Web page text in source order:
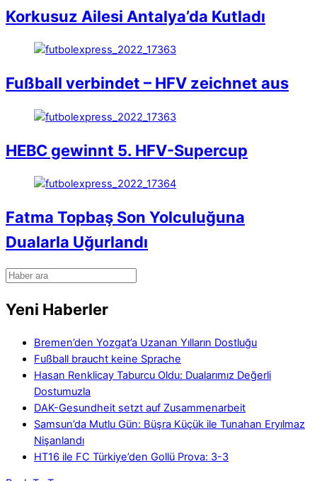
Korkusuz Ailesi Antalya’da Kutladı
Fußball verbindet – HFV zeichnet aus
HEBC gewinnt 5. HFV-Supercup
Fatma Topbaş Son Yolculuğuna
Dualarla Uğurlandı
Yeni Haberler
Bremen’den Yozgat’a Uzanan Yılların Dostluğu
Fußball braucht keine Sprache
Hasan Renklicay Taburcu Oldu: Dualarımız Değerli
Dostumuzla
DAK-Gesundheit setzt auf Zusammenarbeit
Samsun’da Mutlu Gün: Büşra Küçük ile Tunahan Eryılmaz
Nişanlandı
HT16 ile FC Türkiye’den Gollü Prova: 3-3